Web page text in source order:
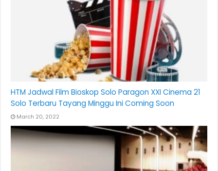
HTM Jadwal Film Bioskop Solo Paragon XXI Cinema 21
Solo Terbaru Tayang Minggu Ini Coming Soon
March 20, 2022